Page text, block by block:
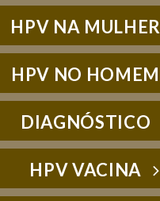
HPV NA MULHER
HPV NO HOMEM
DIAGNÓSTICO
HPV VACINA